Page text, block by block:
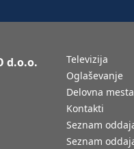
d.o.o.
Televizija
Oglaševanje
Delovna mesta
Kontakti
Seznam
Seznam